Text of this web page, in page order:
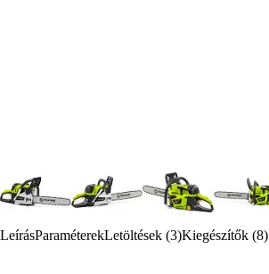
LeírásParaméterekLetöltések (3)Kiegészítők (8)